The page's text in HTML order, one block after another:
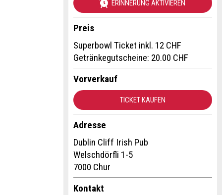
ERINNERUNG AKTIVIEREN
Preis
Superbowl Ticket inkl. 12 CHF
Getränkegutscheine: 20.00 CHF
Vorverkauf
TICKET KAUFEN
Adresse
Dublin Cliff Irish Pub
Welschdörfli 1-5
7000 Chur
Kontakt